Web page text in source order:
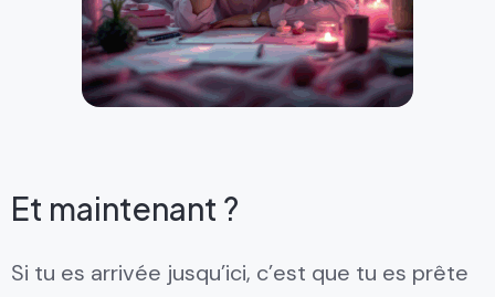
Et maintenant ?
Si tu es arrivée jusqu’ici, c’est que tu es prête